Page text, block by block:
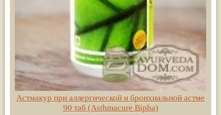
Астмакур при аллергической и бронхиальной астме
90 таб (Asthmacure Bipha)